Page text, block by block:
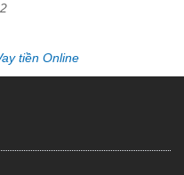
tiền Online